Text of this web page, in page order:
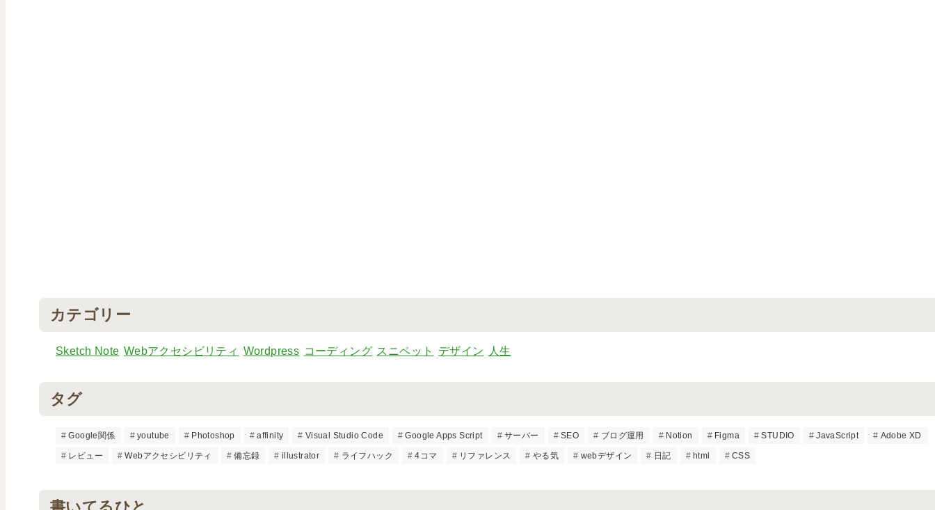
カテゴリー
Sketch Note Webアクセシビリティ Wordpress コーディング スニペット デザイン 人生
タグ
Google関係 youtube Photoshop affinity Visual Studio Code Google Apps Script サーバー SEO ブログ運用 Notion Figma STUDIO JavaScript Adobe XD
レビュー Webアクセシビリティ 備忘録 illustrator ライフハック 4コマ リファレンス やる気 webデザイン 日記 html CSS